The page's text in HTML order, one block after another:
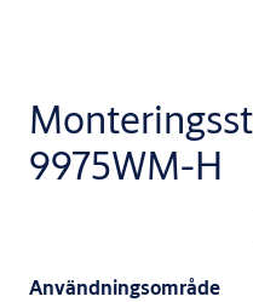
9975WM-H
Användningsområde